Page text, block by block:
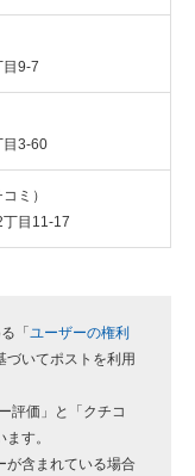
9-7
目3-60
ミ）
目11-17
「 ユーザーの権利
づいてポストを利用
評価」と「クチコ
す。
が含まれている場合